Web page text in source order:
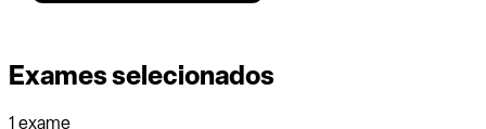
Exames selecionados
1 exame